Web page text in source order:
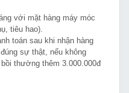
với mặt hàng máy móc
tiêu hao).
toán sau khi nhận hàng
sự thật, nếu không
thường thêm 3.000.000đ